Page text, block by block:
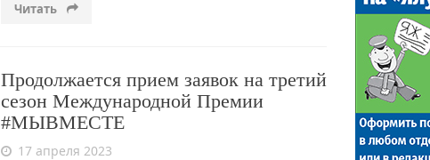
Читать
Продолжается прием заявок на третий
сезон Международной Премии
#МЫВМЕСТЕ
17 апреля 2023